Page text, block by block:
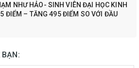
NHƯ HẢO- SINH VIÊN ĐẠI HỌC KINH
ĐIỂM – TĂNG 495 ĐIỂM SO VỚI ĐẦU
BẠN: